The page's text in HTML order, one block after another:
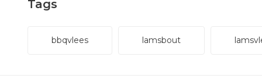
Tags
bbqvlees lamsbout